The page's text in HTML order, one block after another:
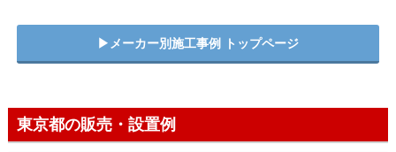
▶︎メーカー別施工事例 トップページ
東京都の販売・設置例